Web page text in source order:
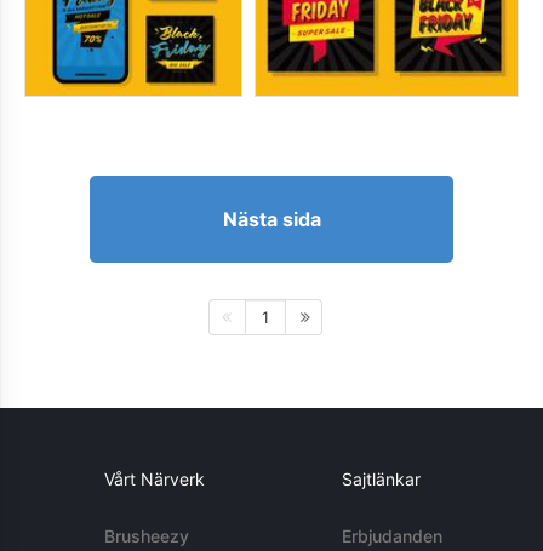
Nästa sida
1
Vårt Närverk
Brusheezy
Sajtlänkar
Erbjudanden